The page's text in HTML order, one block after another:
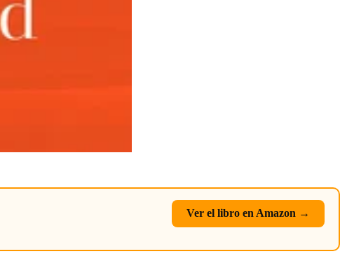
Ver el libro en Amazon →